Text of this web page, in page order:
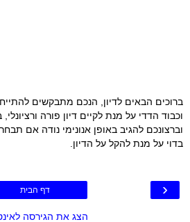
ברוכים הבאים לדיון, הנכם מתבקשים
וכבוד הדדי על מנת לקיים דיון פורה
וברצונכם להגיב באופן אנונימי נודה אם
בדוי על מנת להקל על הדיון.
‹ דף הבית
הצג את הגירסה